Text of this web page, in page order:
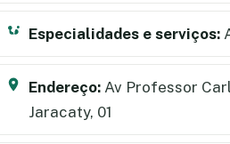
Especialidades e serviços:
Endereço: Av Professor
Jaracaty, 01